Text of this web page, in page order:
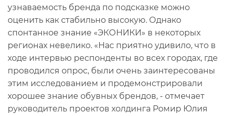
узнаваемость бренда по подсказке можно
оценить как стабильно высокую. Однако
спонтанное знание «ЭКОНИКИ» в некоторых
регионах невелико. «Нас приятно удивило, что в
ходе интервью респонденты во всех городах, где
проводился опрос, были очень заинтересованы
этим исследованием и продемонстрировали
хорошее знание обувных брендов, - отмечает
руководитель проектов холдинга Ромир Юлия